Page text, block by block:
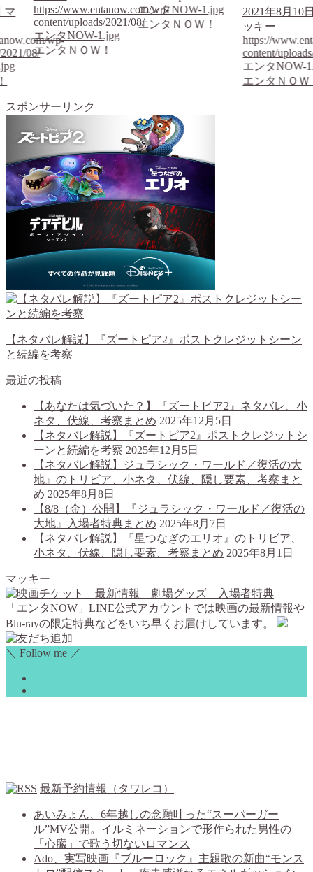
wp-
08/
エンタNOW-1.jpg
エンタＮＯＷ！
2021年8月10日 マ
ッキー
https://www.entanow.com/wp-
content/uploads/2021/08/
https://
content/
エンタNOW-
エンタＮＯＷ
スポンサーリンク
【ネタバレ解説】『ズートピア2』ポストクレジットシーン
と続編を考察
最近の投稿
【あなたは気づいた？】『ズートピア2』ネタバレ、小
ネタ、伏線、考察まとめ 2025年12月5日
【ネタバレ解説】『ズートピア2』ポストクレジットシ
ーンと続編を考察 2025年12月5日
【ネタバレ解説】ジュラシック・ワールド／復活の大
地』のトリビア、小ネタ、伏線、隠し要素、考察まと
め 2025年8月8日
【8/8（金）公開】『ジュラシック・ワールド／復活の
大地』入場者特典まとめ 2025年8月7日
【ネタバレ解説】『星つなぎのエリオ』のトリビア、
小ネタ、伏線、隠し要素、考察まとめ 2025年8月1日
マッキー
「エンタNOW」LINE公式アカウントでは映画の最新情報や
Blu-rayの限定特典などをいち早くお届けしています。
＼ Follow me ／
最新予約情報（タワレコ）
あいみょん、6年越しの念願叶った“スーパーガー
ル”MV公開。イルミネーションで形作られた男性の
「心臓」で歌う切ないロマンス
Ado、実写映画『ブルーロック』主題歌の新曲“モンス